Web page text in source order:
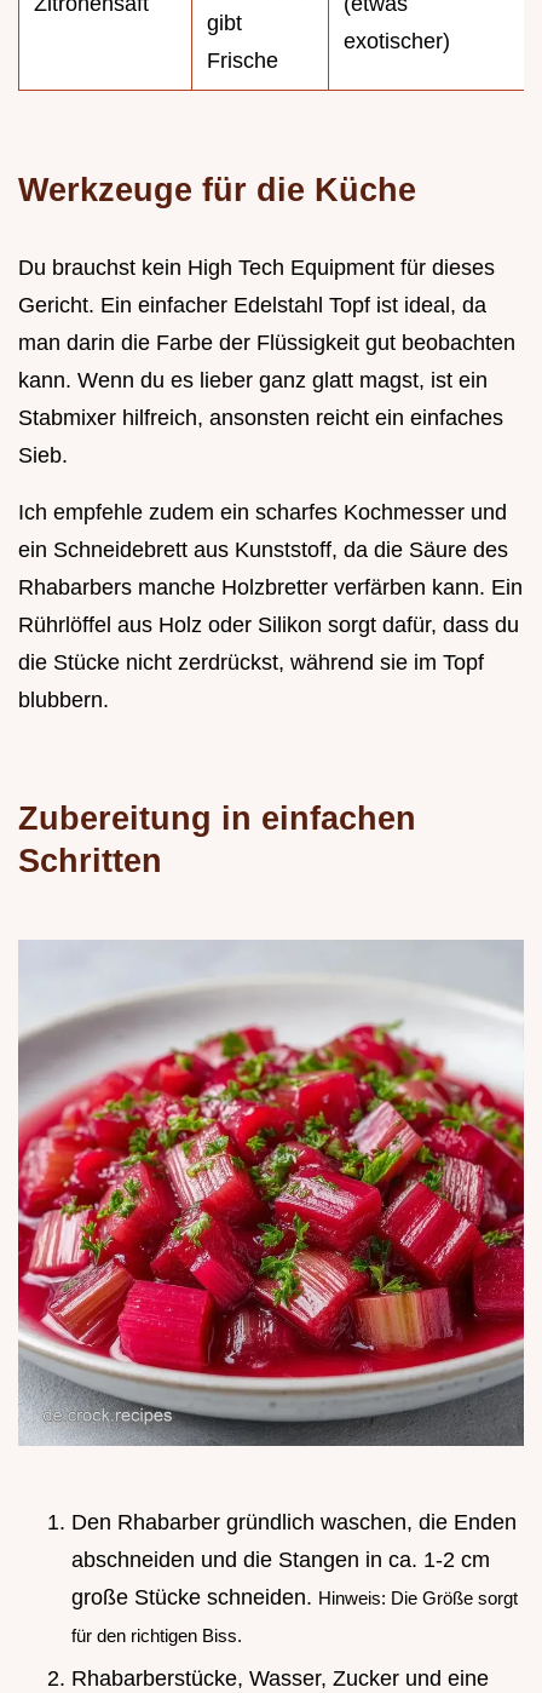
gibt
Frische
exotischer)
Werkzeuge für die Küche
Du brauchst kein High Tech Equipment für dieses
Gericht. Ein einfacher Edelstahl Topf ist ideal, da
man darin die Farbe der Flüssigkeit gut beobachten
kann. Wenn du es lieber ganz glatt magst, ist ein
Stabmixer hilfreich, ansonsten reicht ein einfaches
Sieb.
Ich empfehle zudem ein scharfes Kochmesser und
ein Schneidebrett aus Kunststoff, da die Säure des
Rhabarbers manche Holzbretter verfärben kann. Ein
Rührlöffel aus Holz oder Silikon sorgt dafür, dass du
die Stücke nicht zerdrückst, während sie im Topf
blubbern.
Zubereitung in einfachen
Schritten
Den Rhabarber gründlich waschen, die Enden
abschneiden und die Stangen in ca. 1-2 cm
große Stücke schneiden. Hinweis: Die Größe sorgt
für den richtigen Biss.
Rhabarberstücke, Wasser, Zucker und eine